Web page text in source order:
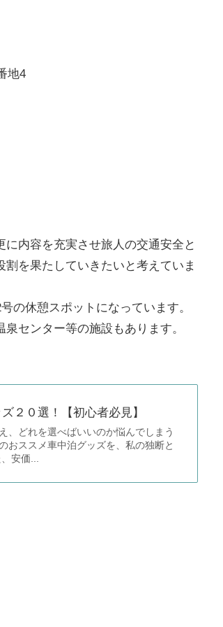
地4
に内容を充実させ旅人の交通安全と
を果たしていきたいと考えていま
の休憩スポットになっています。
センター等の施設もあります。
２０選！【初心者必見】
、どれを選べばいいのか悩んでしまう
おススメ車中泊グッズを、私の独断と
安価...